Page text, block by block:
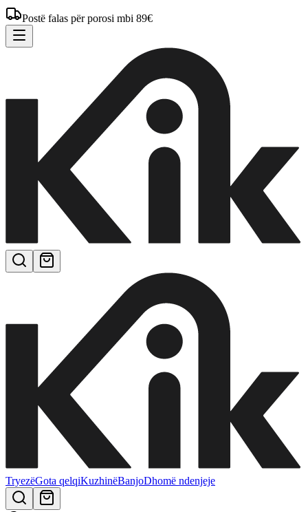
Postë falas për porosi mbi 89€
TryezëGota qelqiKuzhinëBanjoDhomë ndenjeje